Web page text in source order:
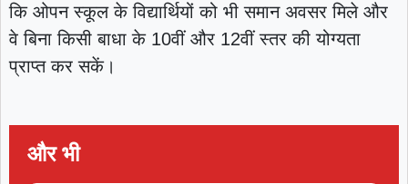
कि ओपन स्कूल के विद्यार्थियों को भी समान अवसर मिले और
वे बिना किसी बाधा के 10वीं और 12वीं स्तर की योग्यता
प्राप्त कर सकें।
और भी